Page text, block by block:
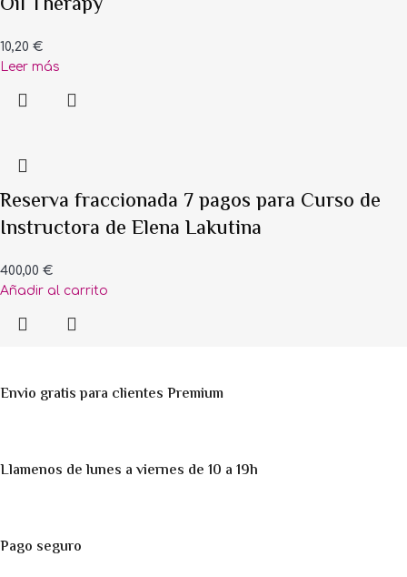
10,20 €
Leer más
Reserva fraccionada 7 pagos para Curso de
Instructora de Elena Lakutina
400,00 €
Añadir al carrito
Envio gratis para clientes Premium
Llamenos de lunes a viernes de 10 a 19h
Pago seguro